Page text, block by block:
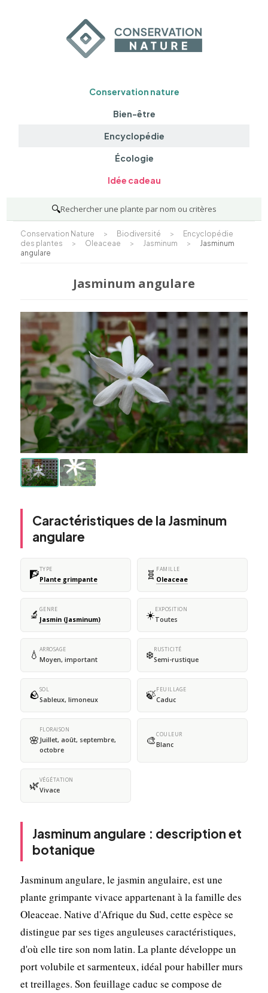
Conservation nature
Bien-être
Encyclopédie
Écologie
Idée cadeau
🔍Rechercher une plante par nom ou critères
Conservation Nature > Biodiversité >
Encyclopédie
des plantes
> Oleaceae > Jasminum >
Jasminum
angulare
Jasminum angulare
Caractéristiques de la Jasminum
angulare
🧗TYPE
Plante grimpante 🧬 FAMILLE
Oleaceae
🔬 GENRE
Jasmin (Jasminum) ☀️EXPOSITION
Toutes
💧 ARROSAGE
Moyen, important ❄️RUSTICITÉ
Semi-rustique
🪨SOL
Sableux, limoneux 🍃FEUILLAGE
Caduc
🌸
FLORAISON
Juillet, août, septembre,
octobre
🎨COULEUR
Blanc
🌿VÉGÉTATION
Vivace
Jasminum angulare : description et
botanique
Jasminum angulare, le jasmin angulaire, est une
plante grimpante vivace appartenant à la famille des
Oleaceae. Native d'Afrique du Sud, cette espèce se
distingue par ses tiges anguleuses caractéristiques,
d'où elle tire son nom latin. La plante développe un
port volubile et sarmenteux, idéal pour habiller murs
et treillages. Son feuillage caduc se compose de